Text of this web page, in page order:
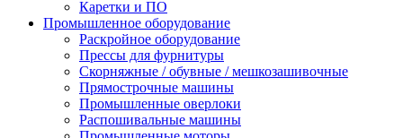
Каретки и ПО
Промышленное оборудование
Раскройное оборудование
Прессы для фурнитуры
Скорняжные / обувные / мешкозашивочные
Прямострочные машины
Промышленные оверлоки
Распошивальные машины